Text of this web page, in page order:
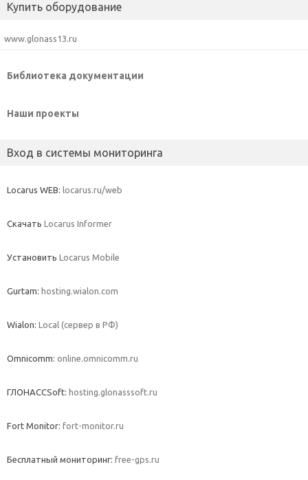
Купить оборудование
www.glonass13.ru
Библиотека документации
Наши проекты
Вход в системы мониторинга
Locarus WEB: locarus.ru/web
Скачать Locarus Informer
Установить Locarus Mobile
Gurtam: hosting.wialon.com
Wialon: Local (сервер в РФ)
Omnicomm: online.omnicomm.ru
ГЛОНАССSoft: hosting.glonasssoft.ru
Fort Monitor: fort-monitor.ru
Бесплатный мониторинг: free-gps.ru